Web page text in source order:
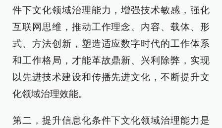
件下文化领域治理能力，增强技术敏感，强化
互联网思维，推动工作理念、内容、载体、形
式、方法创新，塑造适应数字时代的工作体系
和工作格局，才能革故鼎新、兴利除弊，实现
以先进技术建设和传播先进文化，不断提升文
化领域治理效能。
第二，提升信息化条件下文化领域治理能力是